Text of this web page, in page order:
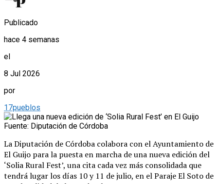
Publicado
hace 4 semanas
el
8 Jul 2026
por
17pueblos
Fuente: Diputación de Córdoba
La Diputación de Córdoba colabora con el Ayuntamiento de
El Guijo para la puesta en marcha de una nueva edición del
‘Solia Rural Fest’, una cita cada vez más consolidada que
tendrá lugar los días 10 y 11 de julio, en el Paraje El Soto de